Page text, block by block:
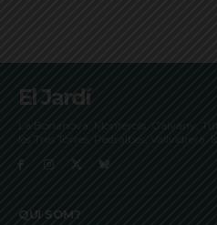
El Jardí
La Bonanova, Monterols, Galvany,
les Tres Torres, Pedralbes, Vallvidrera,
QUI SOM?